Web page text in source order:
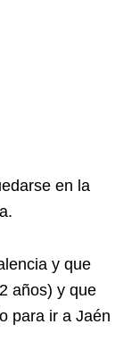
en la
y que
años) y que
para ir a Jaén